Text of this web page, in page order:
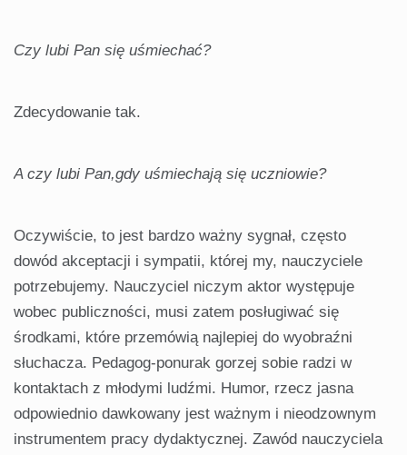
Czy lubi Pan się uśmiechać?
Zdecydowanie tak.
A czy lubi Pan,gdy uśmiechają się uczniowie?
Oczywiście, to jest bardzo ważny sygnał, często
dowód akceptacji i sympatii, której my, nauczyciele
potrzebujemy. Nauczyciel niczym aktor występuje
wobec publiczności, musi zatem posługiwać się
środkami, które przemówią najlepiej do wyobraźni
słuchacza. Pedagog-ponurak gorzej sobie radzi w
kontaktach z młodymi ludźmi. Humor, rzecz jasna
odpowiednio dawkowany jest ważnym i nieodzownym
instrumentem pracy dydaktycznej. Zawód nauczyciela